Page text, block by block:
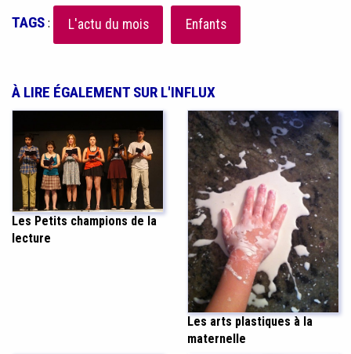
TAGS: L'actu du mois Enfants
À LIRE ÉGALEMENT SUR L'INFLUX
Les Petits champions de la
lecture
Les arts plastiques à la
maternelle